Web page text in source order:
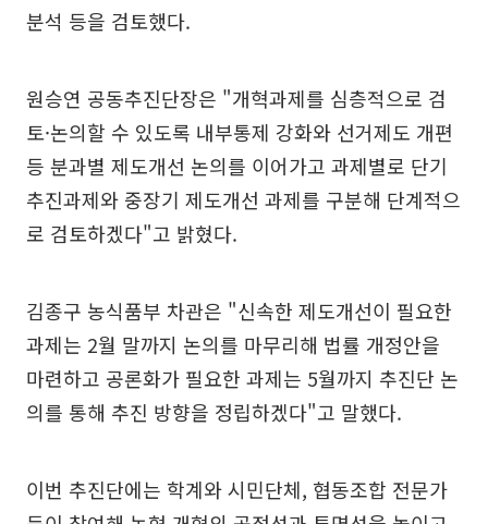
분석 등을 검토했다.
원승연 공동추진단장은 "개혁과제를 심층적으로 검
토·논의할 수 있도록 내부통제 강화와 선거제도 개편
등 분과별 제도개선 논의를 이어가고 과제별로 단기
추진과제와 중장기 제도개선 과제를 구분해 단계적으
로 검토하겠다"고 밝혔다.
김종구 농식품부 차관은 "신속한 제도개선이 필요한
과제는 2월 말까지 논의를 마무리해 법률 개정안을
마련하고 공론화가 필요한 과제는 5월까지 추진단 논
의를 통해 추진 방향을 정립하겠다"고 말했다.
이번 추진단에는 학계와 시민단체, 협동조합 전문가